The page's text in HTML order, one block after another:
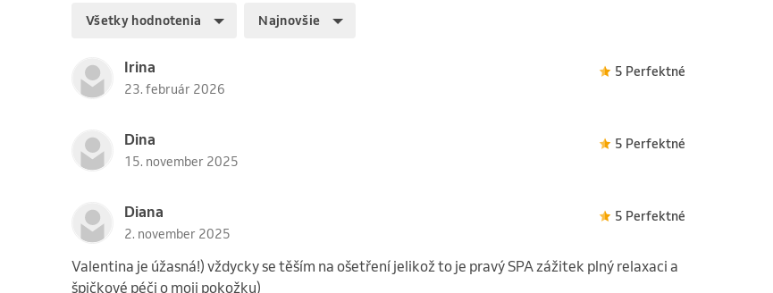
Všetky hodnotenia Najnovšie
Irina
23. február 2026
5 Perfektné
Dina
15. november 2025
5 Perfektné
Diana
2. november 2025
5 Perfektné
Valentina je úžasná!) vždycky se těším na ošetření jelikož to je pravý SPA zážitek plný relaxaci a
špičkové péči o moji pokožku)